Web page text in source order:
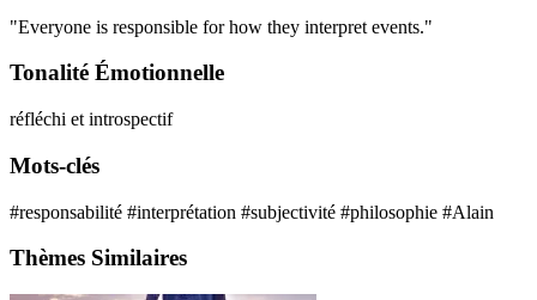
"Everyone is responsible for how they interpret events."
Tonalité Émotionnelle
réfléchi et introspectif
Mots-clés
#responsabilité #interprétation #subjectivité #philosophie #Alain
Thèmes Similaires